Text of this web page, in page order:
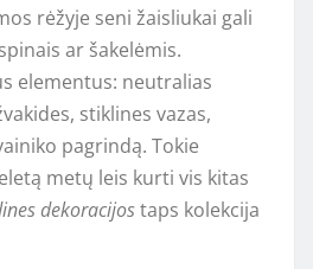
rėžyje seni žaisliukai gali
ar šakelėmis.
elementus: neutralias
stiklines vazas,
pagrindą. Tokie
metų leis kurti vis kitas
dekoracijostaps kolekcija